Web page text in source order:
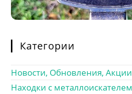
Категории
Новости, Обновления, Акции
Находки с металлоискателем